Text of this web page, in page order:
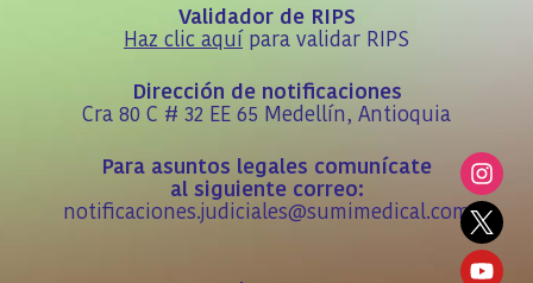
Validador de RIPS
Haz clic aquípara validar RIPS
Dirección de notificaciones
Cra 80 C # 32 EE 65 Medellín, Antioquia
Para asuntos legales comunícate
al siguiente correo:
notificaciones.judiciales@sumimedical.com